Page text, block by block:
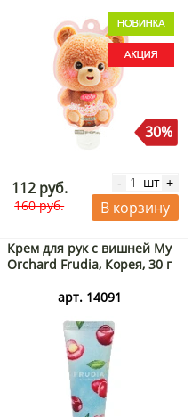
30%
112 руб.
160 руб.
- шт +
В корзину
Крем для рук с вишней My
Orchard Frudia, Корея, 30 г
арт. 14091